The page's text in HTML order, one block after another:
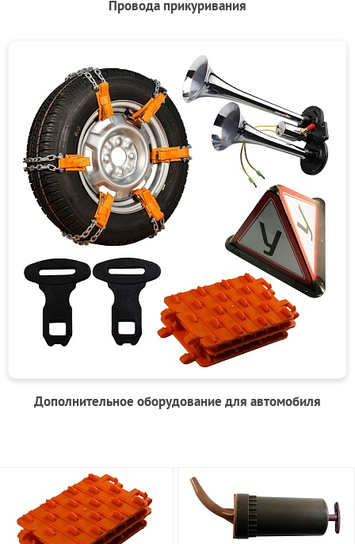
Провода прикуривания
Дополнительное оборудование для автомобиля